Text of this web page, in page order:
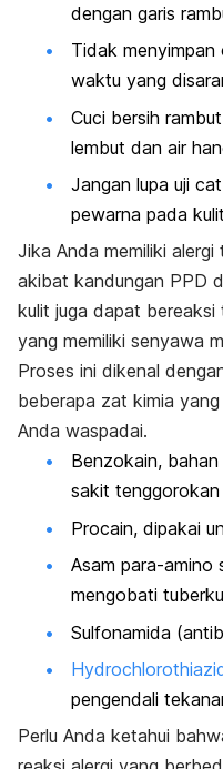
dengan garis
Tidak menyimpan
waktu yang
Cuci bersih
lembut dan air
Jangan lupa uji
pewarna pada
Jika Anda memiliki
akibat kandungan PPD
kulit juga dapat
yang memiliki senyawa
Proses ini dikenal
beberapa zat kimia
Anda waspadai.
Benzokain,
sakit
Procain, dipakai
Asam para-amino
mengobati
Sulfonamida
pengendali
Perlu Anda ketahui